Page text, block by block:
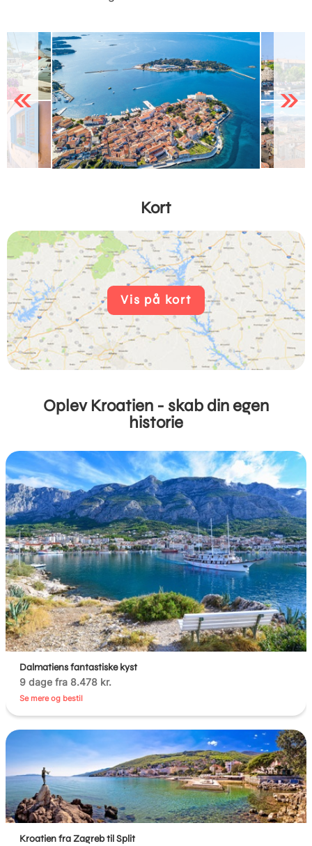
Previous Next
Kort
Vis på kort
Oplev Kroatien - skab din egen
historie
Dalmatiens fantastiske kyst
9 dage fra 8.478 kr.
Se mere og bestil
Kroatien fra Zagreb til Split